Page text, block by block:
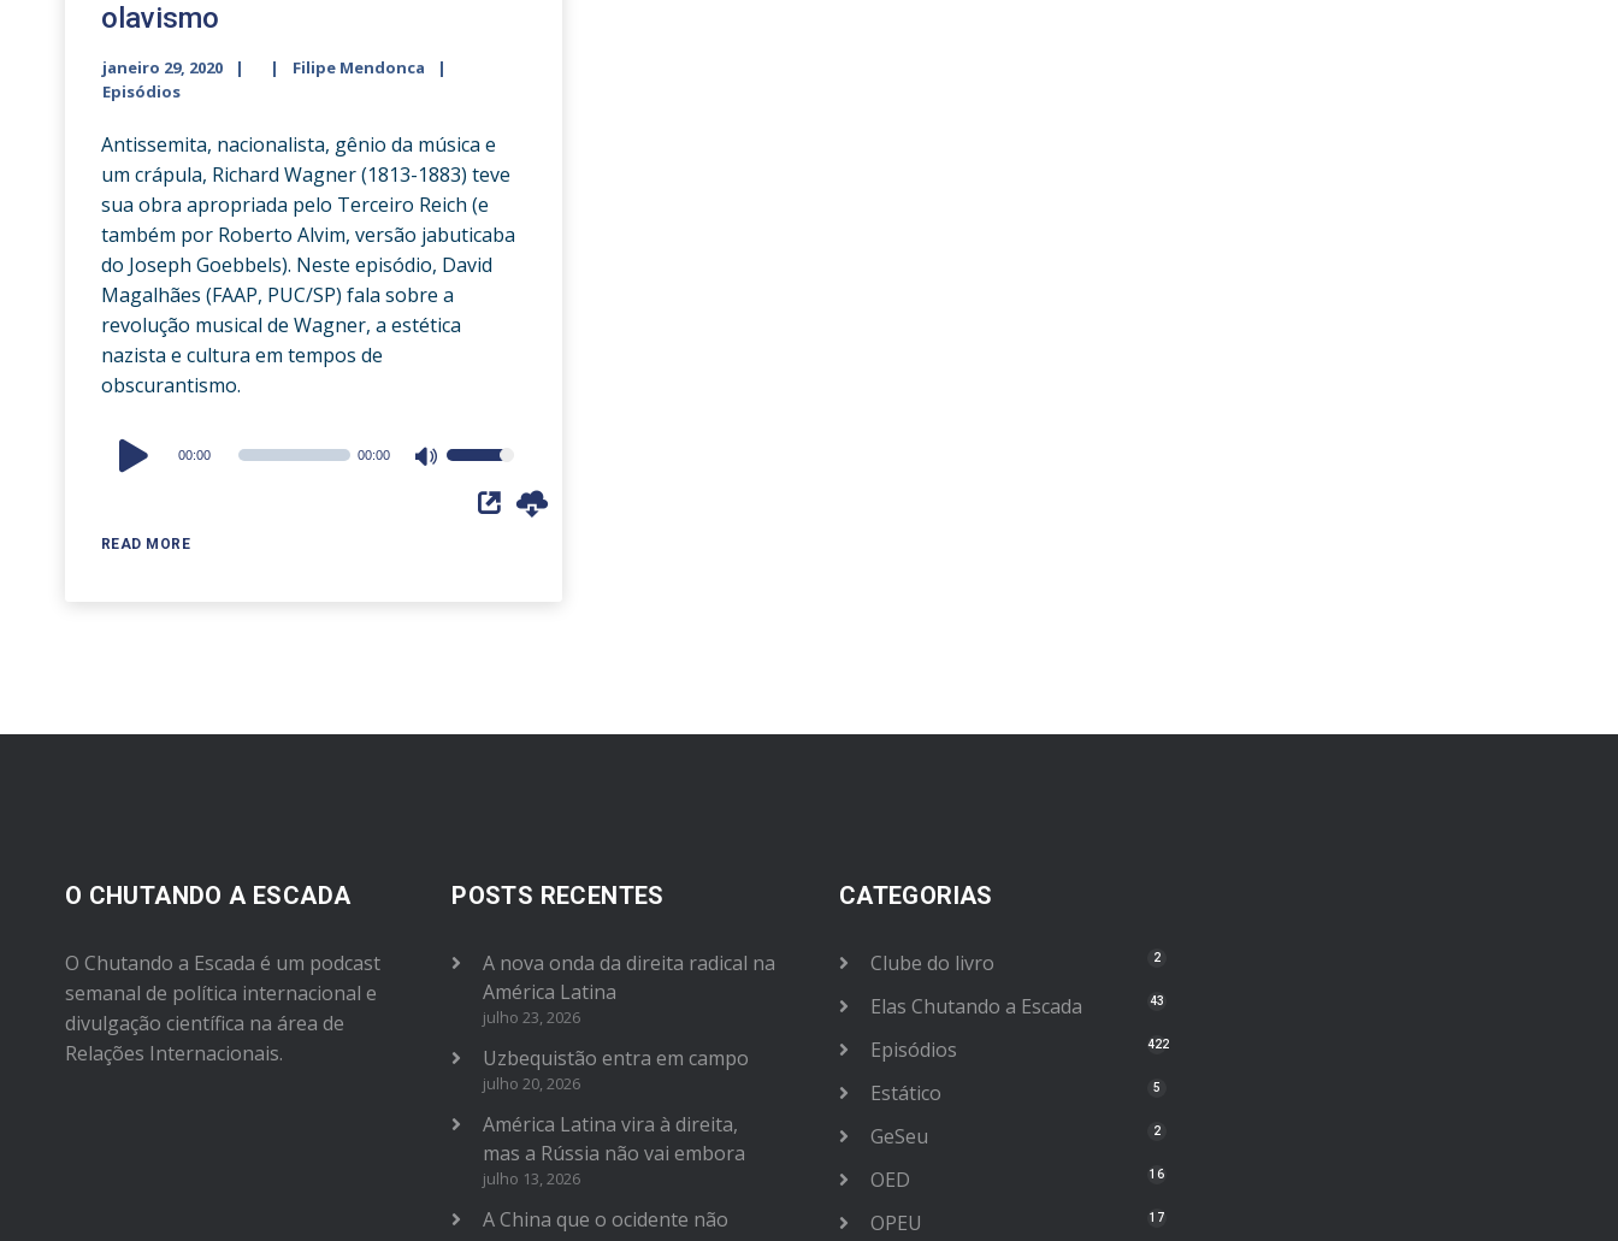
olavismo
janeiro 29, 2020
Filipe Mendonca
Episódios
Antissemita, nacionalista, gênio da música e
um crápula, Richard Wagner (1813-1883) teve
sua obra apropriada pelo Terceiro Reich (e
também por Roberto Alvim, versão jabuticaba
do Joseph Goebbels). Neste episódio, David
Magalhães (FAAP, PUC/SP) fala sobre a
revolução musical de Wagner, a estética
nazista e cultura em tempos de
obscurantismo.
READ MORE
Audio
Player
00:00 00:00
Use
Up/Down
O CHUTANDO A ESCADA
O Chutando a Escada é um podcast
semanal de política internacional e
divulgação científica na área de
Relações Internacionais.
POSTS RECENTES
A nova onda da direita radical na
América Latina
julho 23, 2026
Uzbequistão entra em campo
julho 20, 2026
América Latina vira à direita,
mas a Rússia não vai embora
julho 13, 2026
A China que o ocidente não
CATEGORIAS
Clube do livro 2
Elas Chutando a Escada 43
Episódios 422
Estático 5
GeSeu 2
OED 16
OPEU 17